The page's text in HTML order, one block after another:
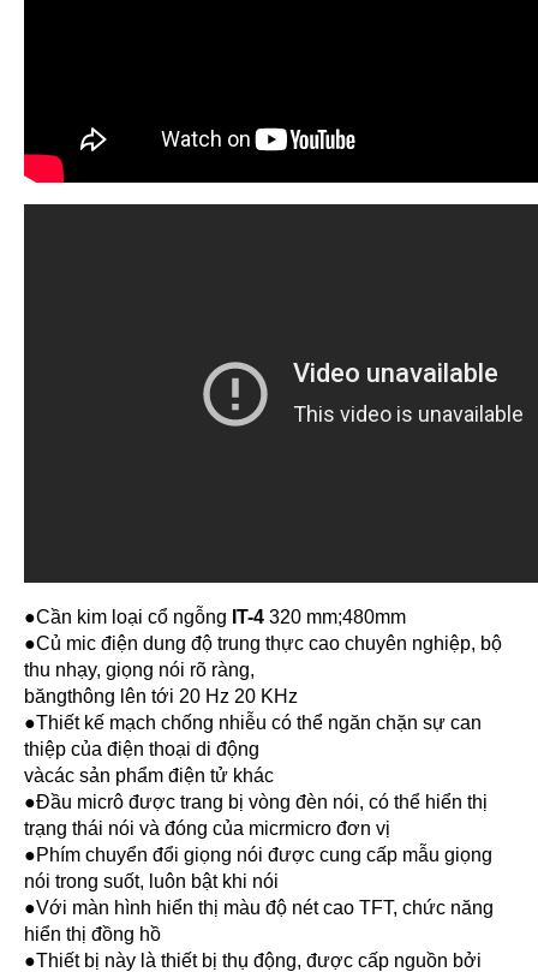
●Cần kim loại cổ ngỗng IT-4 320 mm;480mm
●Củ mic điện dung độ trung thực cao chuyên nghiệp, bộ
thu nhạy, giọng nói rõ ràng,
băngthông lên tới 20 Hz 20 KHz
●Thiết kế mạch chống nhiễu có thể ngăn chặn sự can
thiệp của điện thoại di động
vàcác sản phẩm điện tử khác
●Đầu micrô được trang bị vòng đèn nói, có thể hiển thị
trạng thái nói và đóng của micrmicro đơn vị
●Phím chuyển đổi giọng nói được cung cấp mẫu giọng
nói trong suốt, luôn bật khi nói
●Với màn hình hiển thị màu độ nét cao TFT, chức năng
hiển thị đồng hồ
●Thiết bị này là thiết bị thụ động, được cấp nguồn bởi